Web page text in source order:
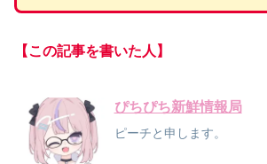
【この記事を書いた人】
ぴちぴち新鮮情報局
ピーチと申します。